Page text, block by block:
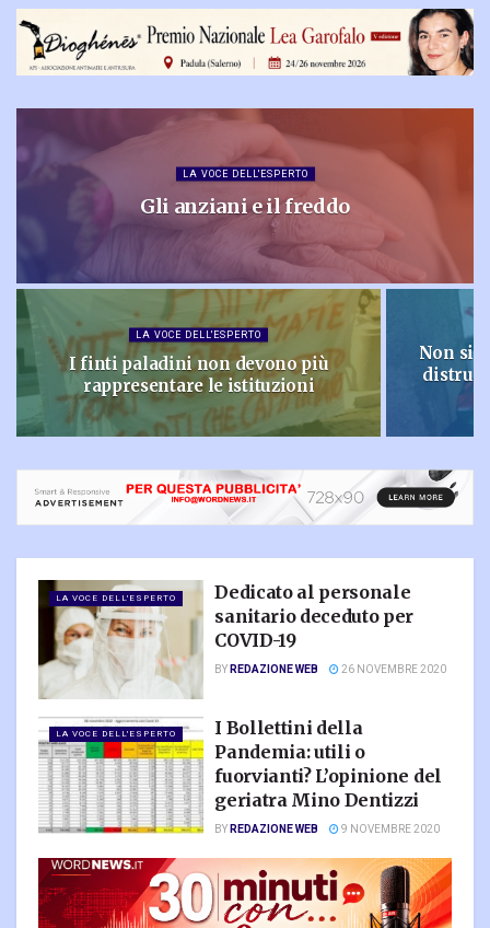
LA VOCE DELL'ESPERTO
Gli anziani e il freddo
LA VOCE DELL'ESPERTO
I finti paladini non devono più
rappresentare le istituzioni
Non
LA VOCE DELL'ESPERTO
Dedicato al personale
sanitario deceduto per
COVID-19
BYREDAZIONE WEB 26 NOVEMBRE 2020
LA VOCE DELL'ESPERTO
I Bollettini della
Pandemia: utili o
fuorvianti? L’opinione del
geriatra Mino Dentizzi
BYREDAZIONE WEB 9 NOVEMBRE 2020